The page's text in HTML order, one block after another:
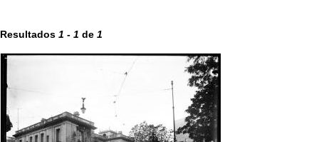
Resultados 1 - 1 de 1